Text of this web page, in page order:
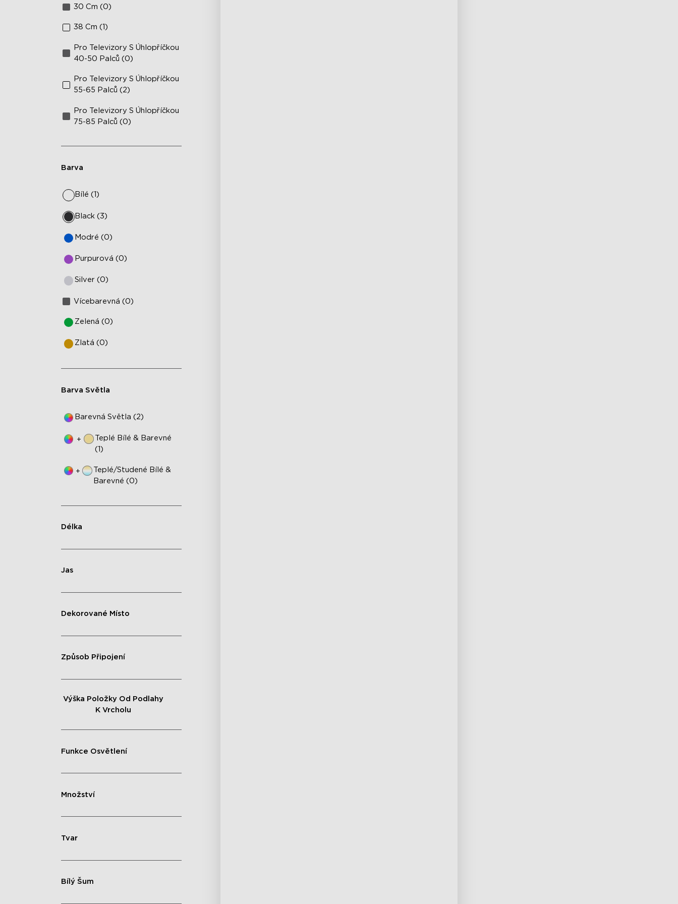
30 Cm (0)
38 Cm (1)
Pro Televizory S Úhlopříčkou
40-50 Palců (0)
Pro Televizory S Úhlopříčkou
55-65 Palců (2)
Pro Televizory S Úhlopříčkou
75-85 Palců (0)
Barva
Bílé (1)
Black (3)
Modré (0)
Purpurová (0)
Silver (0)
Vícebarevná (0)
Zelená (0)
Zlatá (0)
Barva Světla
Barevná Světla (2)
+
Teplé Bílé & Barevné
(1)
+
Teplé/studené Bílé &
Barevné (0)
Délka
Jas
Dekorované Místo
Způsob Připojení
Výška Položky Od Podlahy
K Vrcholu
Funkce Osvětlení
Množství
Tvar
Bílý Šum